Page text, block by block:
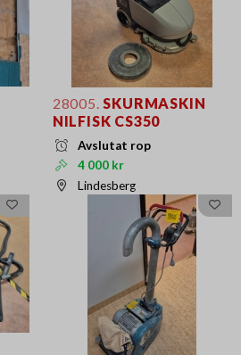
28005. SKURMASKIN
NILFISK CS350
Avslutat rop
4 000 kr
Lindesberg